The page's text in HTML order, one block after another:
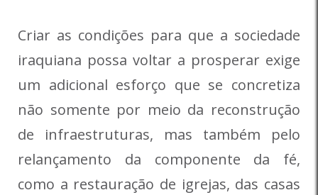
Criar as condições para que a sociedade
iraquiana possa voltar a prosperar exige
um adicional esforço que se concretiza
não somente por meio da reconstrução
de infraestruturas, mas também pelo
relançamento da componente da fé,
como a restauração de igrejas, das casas